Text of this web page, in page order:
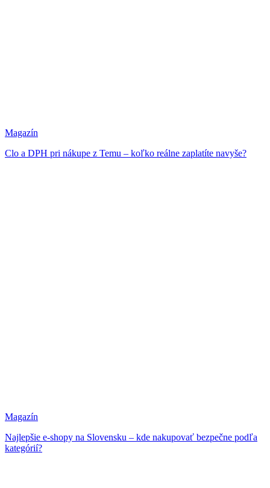
Magazín
Clo a DPH pri nákupe z Temu – koľko reálne zaplatíte navyše?
Magazín
Najlepšie e-shopy na Slovensku – kde nakupovať bezpečne podľa
kategórií?